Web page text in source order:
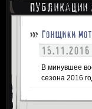
Публикации
ГОНЩИКИ
15.11.2016
В минувшее
сезона 2016